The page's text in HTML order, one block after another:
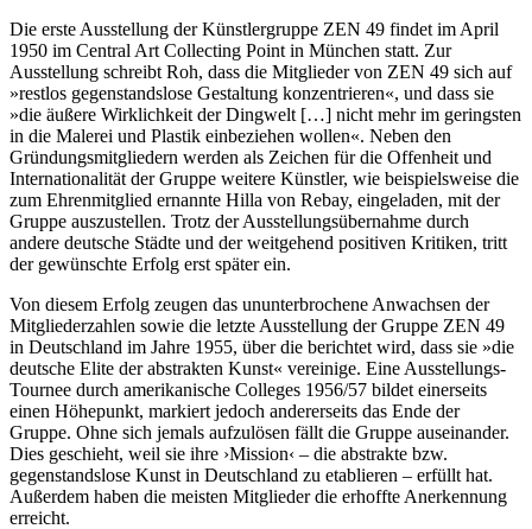
Die erste Ausstellung der Künstlergruppe ZEN 49 findet im April
1950 im Central Art Collecting Point in München statt. Zur
Ausstellung schreibt Roh, dass die Mitglieder von ZEN 49 sich auf
»restlos gegenstandslose Gestaltung konzentrieren«, und dass sie
»die äußere Wirklichkeit der Dingwelt […] nicht mehr im geringsten
in die Malerei und Plastik einbeziehen wollen«. Neben den
Gründungsmitgliedern werden als Zeichen für die Offenheit und
Internationalität der Gruppe weitere Künstler, wie beispielsweise die
zum Ehrenmitglied ernannte Hilla von Rebay, eingeladen, mit der
Gruppe auszustellen. Trotz der Ausstellungsübernahme durch
andere deutsche Städte und der weitgehend positiven Kritiken, tritt
der gewünschte Erfolg erst später ein.
Von diesem Erfolg zeugen das ununterbrochene Anwachsen der
Mitgliederzahlen sowie die letzte Ausstellung der Gruppe ZEN 49
in Deutschland im Jahre 1955, über die berichtet wird, dass sie »die
deutsche Elite der abstrakten Kunst« vereinige. Eine Ausstellungs-
Tournee durch amerikanische Colleges 1956/57 bildet einerseits
einen Höhepunkt, markiert jedoch andererseits das Ende der
Gruppe. Ohne sich jemals aufzulösen fällt die Gruppe auseinander.
Dies geschieht, weil sie ihre ›Mission‹ – die abstrakte bzw.
gegenstandslose Kunst in Deutschland zu etablieren – erfüllt hat.
Außerdem haben die meisten Mitglieder die erhoffte Anerkennung
erreicht.